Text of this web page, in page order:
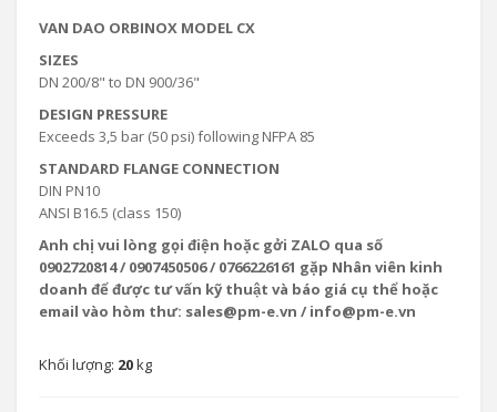
VAN DAO ORBINOX MODEL CX
SIZES
DN 200/8" to DN 900/36"
DESIGN PRESSURE
Exceeds 3,5 bar (50 psi) following NFPA 85
STANDARD FLANGE CONNECTION
DIN PN10
ANSI B16.5 (class 150)
Anh chị vui lòng gọi điện hoặc gởi ZALO qua số
0902720814 / 0907450506 / 0766226161 gặp Nhân viên kinh
doanh để được tư vấn kỹ thuật và báo giá cụ thể hoặc
email vào hòm thư: sales@pm-e.vn / info@pm-e.vn
Khối lượng: 20kg